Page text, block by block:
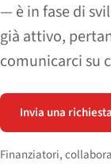
— è in fase di
già attivo,
comunicarci su
Invia una
Finanziatori,